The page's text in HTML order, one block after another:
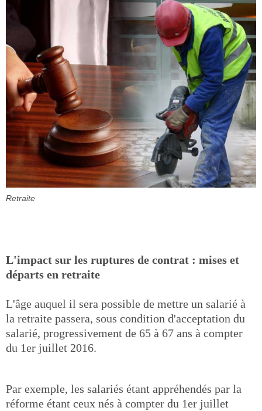
Retraite
L'impact sur les ruptures de contrat : mises et
départs en retraite
L'âge auquel il sera possible de mettre un salarié à
la retraite passera, sous condition d'acceptation du
salarié, progressivement de 65 à 67 ans à compter
du 1er juillet 2016.
Par exemple, les salariés étant appréhendés par la
réforme étant ceux nés à compter du 1er juillet